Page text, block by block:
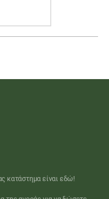
κατάστημα είναι εδώ!